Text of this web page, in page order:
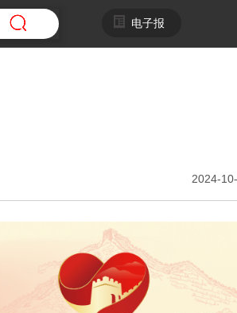
电子报
2024-